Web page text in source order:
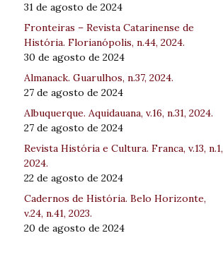
31 de agosto de 2024
Fronteiras – Revista Catarinense de
História. Florianópolis, n.44, 2024.
30 de agosto de 2024
Almanack. Guarulhos, n.37, 2024.
27 de agosto de 2024
Albuquerque. Aquidauana, v.16, n.31, 2024.
27 de agosto de 2024
Revista História e Cultura. Franca, v.13, n.1,
2024.
22 de agosto de 2024
Cadernos de História. Belo Horizonte,
v.24, n.41, 2023.
20 de agosto de 2024